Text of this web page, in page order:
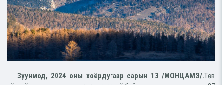
Зуунмод, 2024 оны хоёрдугаар сарын 13 /МОНЦАМЭ/.Төв